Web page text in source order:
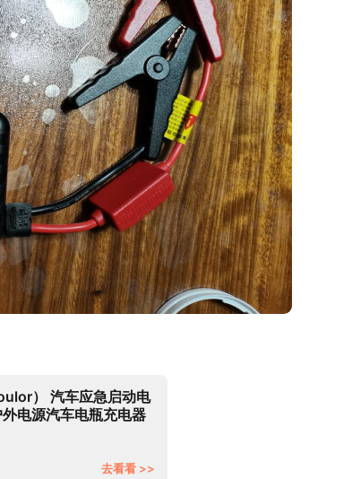
） 汽车应急启动电
电源汽车电瓶充电器
去看看 >>